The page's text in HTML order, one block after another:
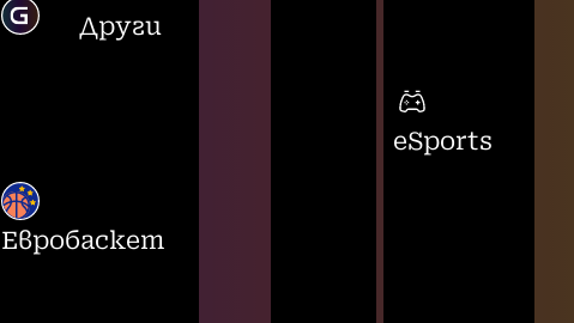
Други
Евробаскет
eSports